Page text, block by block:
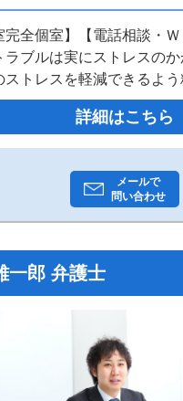
完全個室】【電話相談・
ラブルは実にストレスの
ストレスを軽減できるよ
ずはお気軽にご相談くだ
相談は勿論、企業様のご相
詳細はこちら
メールで
問い合わせ
一郎 弁護士